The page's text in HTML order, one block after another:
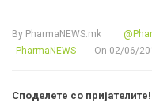
By PharmaNEWS.mk
PharmaNEWS
On 02/06/
Споделете со пријателите!